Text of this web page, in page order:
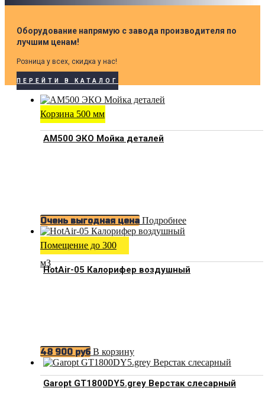
Оборудование напрямую с завода производителя по
лучшим ценам!
Розница у всех, скидка у нас!
ПЕРЕЙТИ В КАТАЛОГ
Корзина 500 мм
АМ500 ЭКО Мойка деталей
Очень выгодная цена Подробнее
Помещение до 300
м3
HotAir-05 Калорифер воздушный
48 900 руб В корзину
Garopt GT1800DY5.grey Верстак слесарный